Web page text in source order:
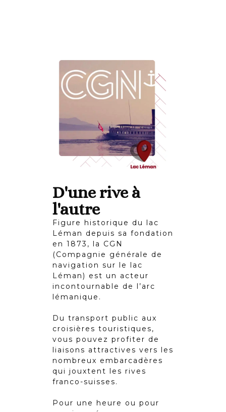
D'une rive à
l'autre
Figure historique du lac
Léman depuis sa fondation
en 1873, la CGN
(Compagnie générale de
navigation sur le lac
Léman) est un acteur
incontournable de l’arc
lémanique.
Du transport public aux
croisières touristiques,
vous pouvez profiter de
liaisons attractives vers les
nombreux embarcadères
qui jouxtent les rives
franco-suisses.
Pour une heure ou pour